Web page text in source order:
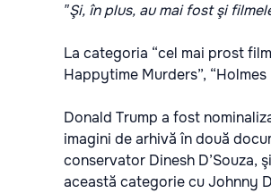
″Şi, în plus, au mai fost şi
La categoria “cel mai prost
Happytime Murders”,
Donald Trump a fost
imagini de arhivă în două
conservator Dinesh D’Souza,
această categorie cu Johnny